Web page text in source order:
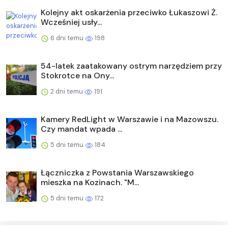
Kolejny akt oskarżenia przeciwko Łukaszowi Ż.
Wcześniej usły...
6 dni temu 198
54-latek zaatakowany ostrym narzędziem przy
Stokrotce na Ony...
2 dni temu 191
Kamery RedLight w Warszawie i na Mazowszu.
Czy mandat wpada ...
5 dni temu 184
Łączniczka z Powstania Warszawskiego
mieszka na Kozinach. "M...
5 dni temu 172